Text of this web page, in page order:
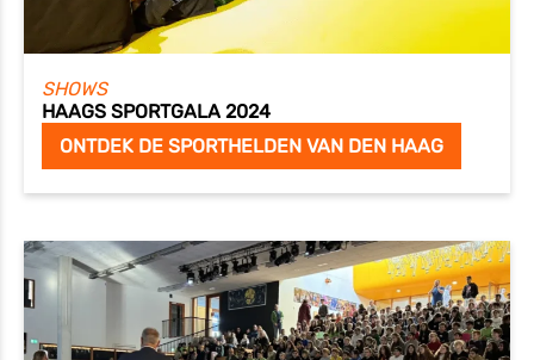
SHOWS
HAAGS SPORTGALA 2024
ONTDEK DE SPORTHELDEN VAN DEN HAAG